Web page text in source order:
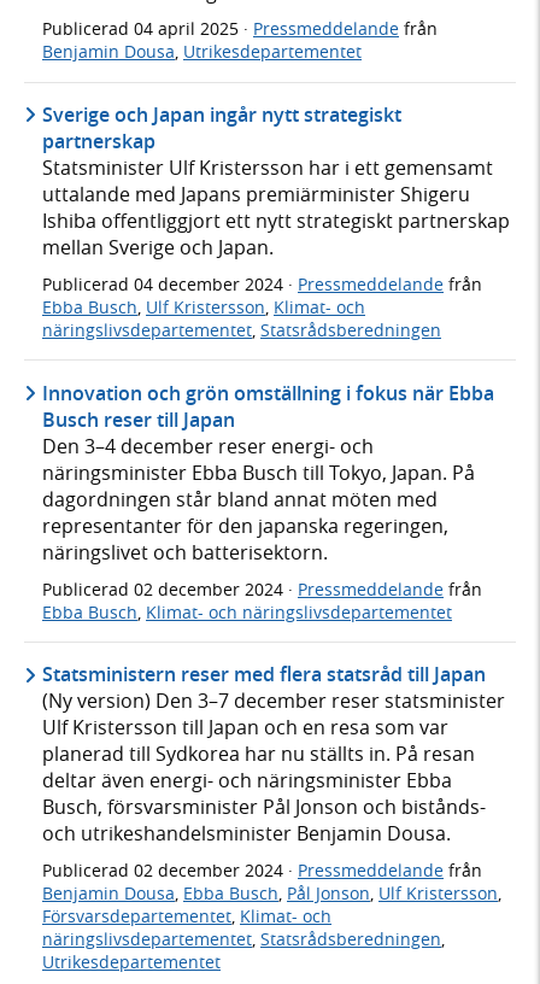
Publicerad 04 april 2025 · Pressmeddelande från
Benjamin Dousa, Utrikesdepartementet
Sverige och Japan ingår nytt strategiskt
partnerskap
Statsminister Ulf Kristersson har i ett gemensamt
uttalande med Japans premiärminister Shigeru
Ishiba offentliggjort ett nytt strategiskt partnerskap
mellan Sverige och Japan.
Publicerad 04 december 2024 · Pressmeddelande från
Ebba Busch, Ulf Kristersson, Klimat- och
näringslivsdepartementet, Statsrådsberedningen
Innovation och grön omställning i fokus när Ebba
Busch reser till Japan
Den 3–4 december reser energi- och
näringsminister Ebba Busch till Tokyo, Japan. På
dagordningen står bland annat möten med
representanter för den japanska regeringen,
näringslivet och batterisektorn.
Publicerad 02 december 2024 · Pressmeddelande från
Ebba Busch Klimat- och näringslivsdepartementet
Statsministern reser med flera statsråd till Japan
(Ny version) Den 3–7 december reser statsminister
Ulf Kristersson till Japan och en resa som var
planerad till Sydkorea har nu ställts in. På resan
deltar även energi- och näringsminister Ebba
Busch, försvarsminister Pål Jonson och bistånds-
och utrikeshandelsminister Benjamin Dousa.
Publicerad 02 december 2024 · Pressmeddelande från
Benjamin Dousa, Ebba Busch, Pål Jonson, Ulf Kristersson,
Försvarsdepartementet, Klimat- och
näringslivsdepartementet, Statsrådsberedningen,
Utrikesdepartementet